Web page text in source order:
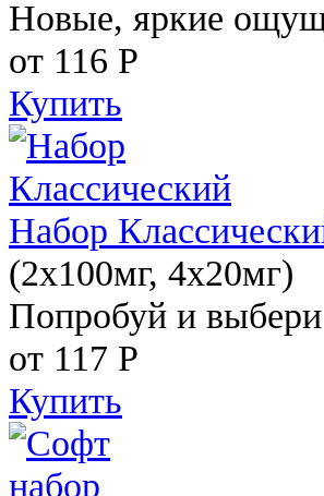
Новые, яркие
от 116 Р
Купить
Набор
(2x100мг, 4x20мг)
Попробуй и
от 117 Р
Купить